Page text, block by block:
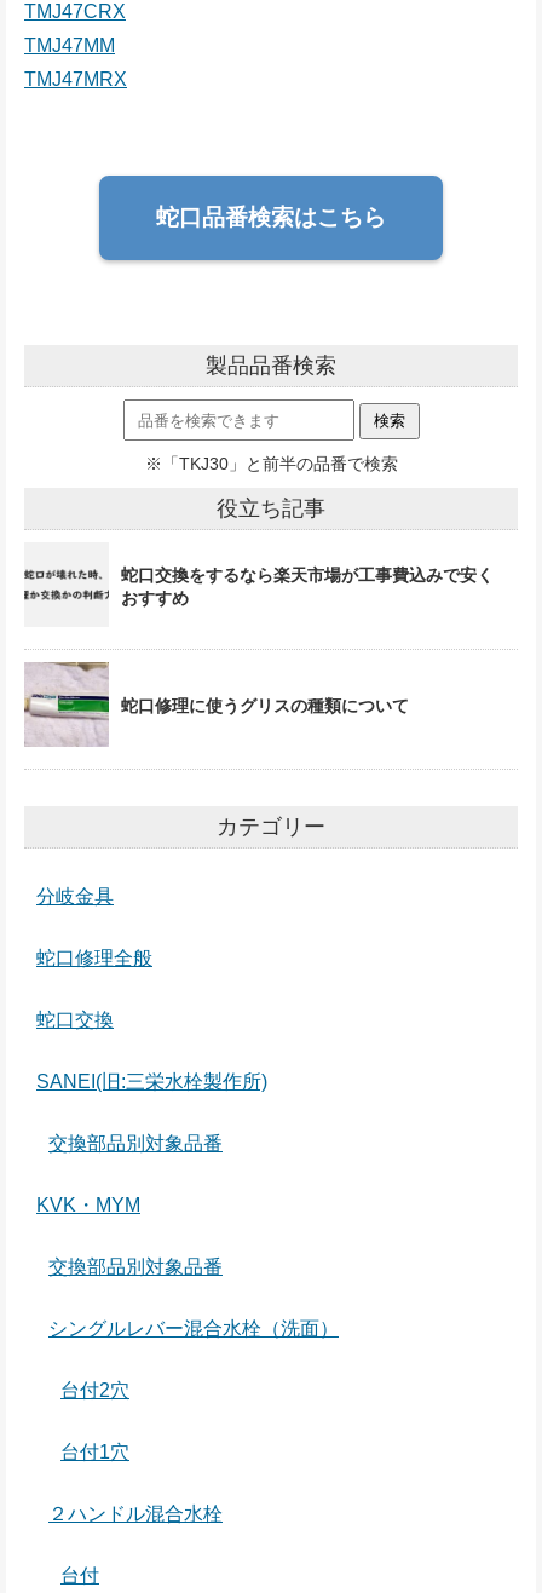
TMJ47CRX
TMJ47MM
TMJ47MRX
蛇口品番検索はこちら
製品品番検索
※「TKJ30」と前半の品番で検索
役立ち記事
蛇口交換をするなら楽天市場が工事費込みで安く
おすすめ
蛇口修理に使うグリスの種類について
カテゴリー
分岐金具
蛇口修理全般
蛇口交換
SANEI(旧:三栄水栓製作所)
交換部品別対象品番
KVK・MYM
交換部品別対象品番
シングルレバー混合水栓（洗面）
台付2穴
台付1穴
２ハンドル混合水栓
台付